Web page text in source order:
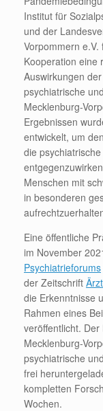
Institut für
und der
Vorpommern
Kooperation eine
Auswirkungen
psychiatrische
Mecklenburg-
Ergebnissen
entwickelt, um
die
Menschen mit
in besonderen
Eine öffentliche
im November
Psychiatrieforums
der Zeitschrift
die Erkenntnisse
Rahmen eines
veröffentlicht. Der
Mecklenburg-
psychiatrische
frei
kompletten
Wochen.